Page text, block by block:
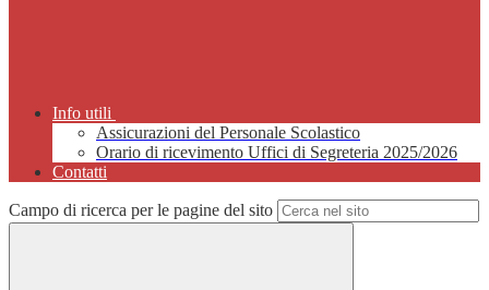
Info utili
Assicurazioni del Personale Scolastico
Orario di ricevimento Uffici di Segreteria 2025/2026
Contatti
Campo di ricerca per le pagine del sito